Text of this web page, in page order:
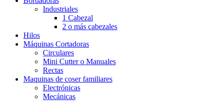
Industriales
1 Cabezal
2 o más cabezales
Hilos
Máquinas Cortadoras
Circulares
Mini Cutter o Manuales
Rectas
Maquinas de coser familiares
Electrónicas
Mecánicas